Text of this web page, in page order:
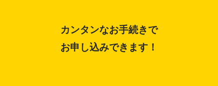
カンタンなお手続きで
お申し込みできます！